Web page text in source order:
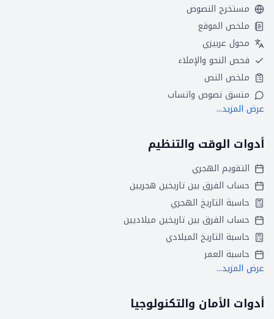
مستخرج النصوص
ملخص الموقع
محول عربيزي
فحص النحو والإملاء
ملخص النص
منسق نصوص واتساب
عرض المزيد...
أدوات الوقت والتنظيم
التقويم الهجري
حساب الفرق بين تاريخين هجريين
حاسبة التاريخ الهجري
حساب الفرق بين تاريخين ميلاديين
حاسبة التاريخ الميلادي
حاسبة العمر
عرض المزيد...
أدوات الأمان والتكنولوجيا